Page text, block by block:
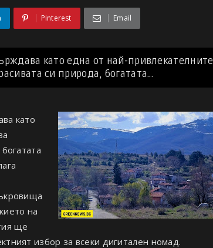
Pinterest Email
като една от най-привлекателните
си природа, богатата...
като
на
ще
избор за всеки дигитален номад.